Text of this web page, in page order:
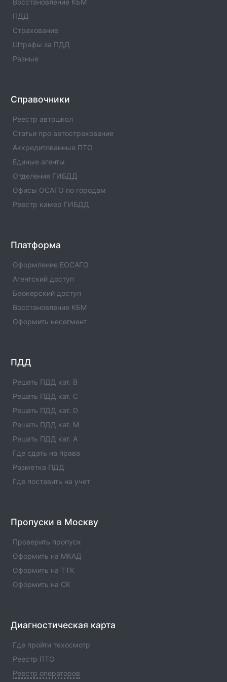
Информация об операторе технического осмотра.
Оператор техосмотра №00986. Список пунктов
Оператор техосмотра №00985. Список пунктов
Оператор техосмотра №00983
Оператор техосмотра №00983. Список пунктов
оператора, статус оператора, телефны и адреса.
Оператор техосмотра №00982
Информация об операторе технического осмотра.
Оператор техосмотра №00982. Список пунктов
Оператор техосмотра №00978
Информация об операторе технического осмотра.
Оператор техосмотра №00978. Список пунктов
оператора, статус оператора, телефны и адреса.
Оператор техосмотра №00976
Информация об операторе технического осмотра.
оператора, статус оператора, телефны и адреса.
Информация об операторе технического осмотра.
Оператор техосмотра №00975. Список пунктов
оператора, статус оператора, телефны и адреса.
Информация об операторе технического осмотра.
Оператор техосмотра №00974. Список пунктов
Оператор техосмотра №00973
Информация об операторе технического осмотра.
Оператор техосмотра №00973. Список пунктов
оператора, статус оператора, телефны и адреса.
Информация об операторе технического осмотра.
оператора, статус оператора, телефны и адреса.
ПДД
Страхование
Штрафы за ПДД
Разные
Справочники
Реестр автошкол
Статьи про автострахование
Аккредитованные ПТО
Единые агенты
Отделения ГИБДД
Офисы ОСАГО по городам
Реестр камер ГИБДД
Платформа
Оформление ЕОСАГО
Агентский доступ
Брокерский доступ
Восстановление КБМ
Оформить несегмент
ПДД
Решать ПДД кат. B
Решать ПДД кат. C
Решать ПДД кат. D
Решать ПДД кат. M
Решать ПДД кат. A
Где сдать на права
Разметка ПДД
Где поставить на учет
Пропуски в Москву
Проверить пропуск
Оформить на МКАД
Оформить на ТТК
Оформить на СК
Диагностическая карта
Где пройти техосмотр
Реестр ПТО
Реестр операторов